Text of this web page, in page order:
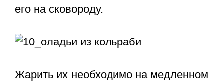
его на сковороду.
Жарить их необходимо на медленном